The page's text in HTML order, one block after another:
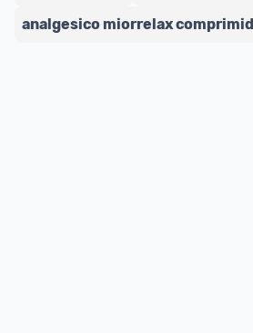
analgesico miorrelax